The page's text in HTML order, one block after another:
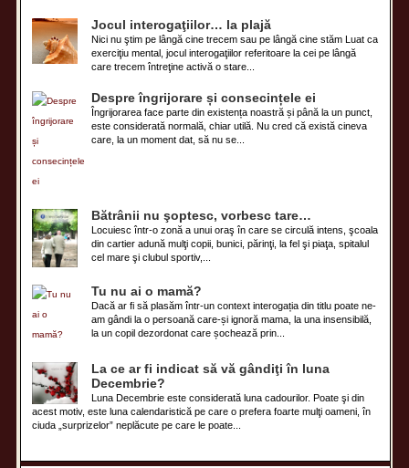
Jocul interogaţiilor… la plajă
Nici nu ştim pe lângă cine trecem sau pe lângă cine stăm Luat ca
exerciţiu mental, jocul interogaţiilor referitoare la cei pe lângă
care trecem întreţine activă o stare...
Despre îngrijorare și consecințele ei
Îngrijorarea face parte din existența noastră și până la un punct,
este considerată normală, chiar utilă. Nu cred că există cineva
care, la un moment dat, să nu se...
Bătrânii nu şoptesc, vorbesc tare…
Locuiesc într-o zonă a unui oraş în care se circulă intens, şcoala
din cartier adună mulţi copii, bunici, părinţi, la fel şi piaţa, spitalul
cel mare şi clubul sportiv,...
Tu nu ai o mamă?
Dacă ar fi să plasăm într-un context interogația din titlu poate ne-
am gândi la o persoană care-și ignoră mama, la una insensibilă,
la un copil dezordonat care șochează prin...
La ce ar fi indicat să vă gândiţi în luna
Decembrie?
Luna Decembrie este considerată luna cadourilor. Poate şi din
acest motiv, este luna calendaristică pe care o prefera foarte mulţi oameni, în
ciuda „surprizelor” neplăcute pe care le poate...